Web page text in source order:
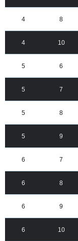
4 8
4 10
5 6
5 7
5 8
5 9
6 7
6 8
6 9
6 10